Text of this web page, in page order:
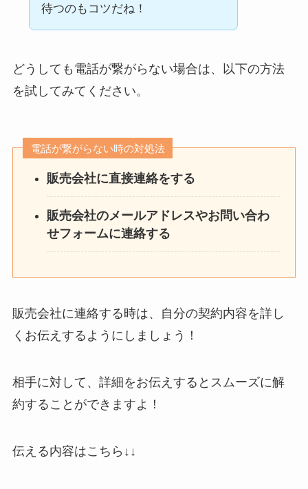
待つのもコツだね！
どうしても電話が繋がらない場合は、以下の方法
を試してみてください。
電話が繋がらない時の対処法
販売会社に直接連絡をする
販売会社のメールアドレスやお問い合わ
せフォームに連絡する
販売会社に連絡する時は、自分の契約内容を詳し
くお伝えするようにしましょう！
相手に対して、詳細をお伝えするとスムーズに解
約することができますよ！
伝える内容はこちら↓↓